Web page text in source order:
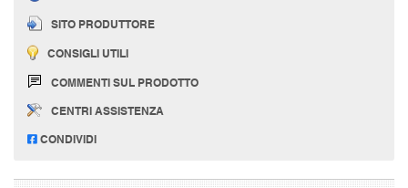
SITO PRODUTTORE
CONSIGLI UTILI
COMMENTI SUL PRODOTTO
CENTRI ASSISTENZA
CONDIVIDI